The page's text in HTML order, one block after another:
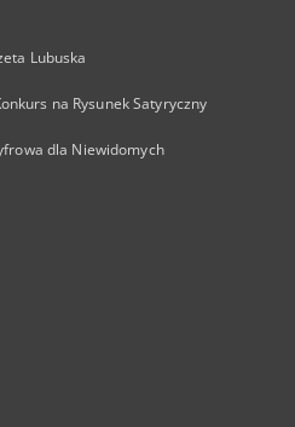
Lubuska
na Rysunek Satyryczny
dla Niewidomych